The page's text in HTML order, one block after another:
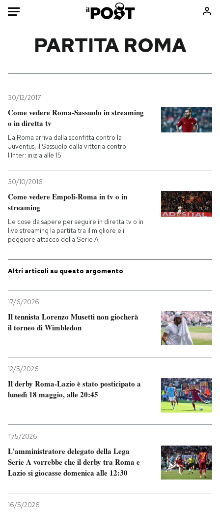
Mondo
Politica
Tecnologia
Internet
Scienza
Economia
Sport
Consumismi
Mondiali calcio 2026
PODCAST
NEWSLETTER
I MIEI PREFERITI
CALENDARIO
AREA PERSONALE
Entra
PARTITA ROMA
30/12/2017
Come vedere Roma-Sassuolo in streaming
o in diretta tv
La Roma arriva dalla sconfitta contro la
Juventus, il Sassuolo dalla vittoria contro
l'Inter: inizia alle 15
30/10/2016
Come vedere Empoli-Roma in tv o in
streaming
Le cose da sapere per seguire in diretta tv o in
live streaming la partita tra il migliore e il
peggiore attacco della Serie A
Altri articoli su questo argomento
17/6/2026
Il tennista Lorenzo Musetti non giocherà
il torneo di Wimbledon
12/5/2026
Il derby Roma-Lazio è stato posticipato a
lunedì 18 maggio, alle 20:45
11/5/2026
L’amministratore delegato della Lega
Serie A vorrebbe che il derby tra Roma e
Lazio si giocasse domenica alle 12:30
16/5/2026